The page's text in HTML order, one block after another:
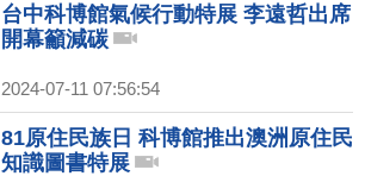
台中科博館氣候行動特展 李遠哲出席
開幕籲減碳
2024-07-11 07:56:54
81原住民族日 科博館推出澳洲原住民
知識圖書特展